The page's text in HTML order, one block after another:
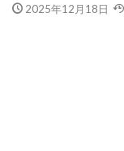
2025年12月18日